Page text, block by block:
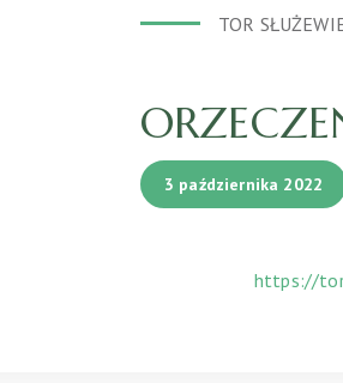
TOR
3 października 2022
https://